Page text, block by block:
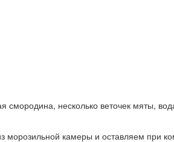
смородина, несколько веточек мяты,
камеры и оставляем при